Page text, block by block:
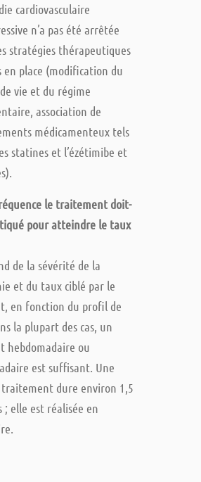
cardiovasculaire
n’a pas été arrêtée
stratégies thérapeutiques
en place (modification du
vie et du régime
association de
médicamenteux tels
statines et l’ézétimibe et
le traitement doit-
pour atteindre le taux
de la sévérité de la
et du taux ciblé par le
en fonction du profil de
la plupart des cas, un
hebdomadaire ou
est suffisant. Une
traitement dure environ 1,5
; elle est réalisée en